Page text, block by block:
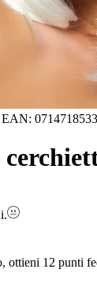
EAN:
ottieni 12 punti